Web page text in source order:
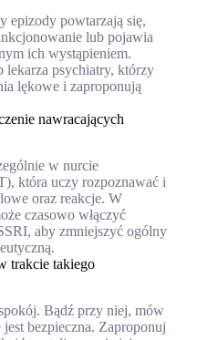
epizody powtarzają się,
lub pojawia
ich wystąpieniem.
lekarza psychiatry, którzy
lękowe i zaproponują
nawracających
w nurcie
która uczy rozpoznawać i
oraz reakcje. W
czasowo włączyć
aby zmniejszyć ogólny
trakcie takiego
Bądź przy niej, mów
bezpieczna. Zaproponuj